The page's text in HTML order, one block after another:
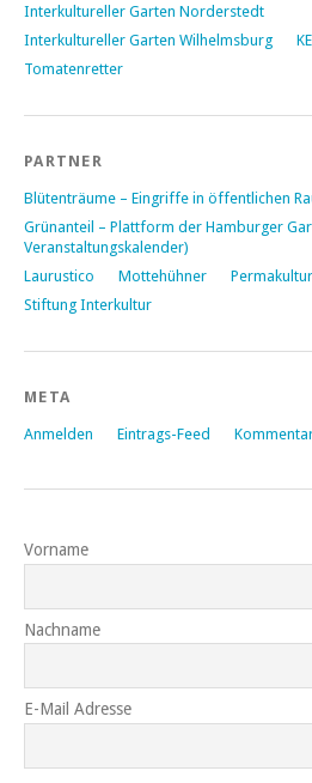
Interkultureller Garten Norderstedt
Interkultureller Garten Wilhelmsburg
Tomatenretter
PARTNER
Blütenträume – Eingriffe in öffentlichen
Grünanteil – Plattform der Hamburger
Veranstaltungskalender)
Laurustico
Mottehühner
Stiftung Interkultur
META
Anmelden Eintrags-Feed
Vorname
Nachname
E-Mail Adresse